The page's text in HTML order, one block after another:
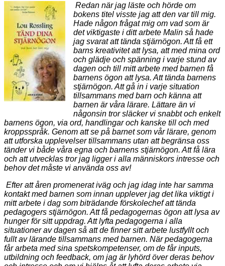
Redan när jag läste och hörde om
bokens titel visste jag att den var till mig.
Hade någon frågat mig om vad som är
det viktigaste i ditt arbete Malin så hade
jag svarat att tända stjärnögon. Att få ett
barns kreativitet att lysa, att med mina ord
och glädje och spänning i varje stund av
dagen och till mitt arbete med barnen få
barnens ögon att lysa. Att tända barnens
stjärnögon. Att gå in i varje situation
tillsammans med barn och känna att
barnen är våra lärare. Lättare än vi
någonsin tror släcker vi snabbt och enkelt
barnens ögon, via ord, handlingar och kanske till och med
kroppsspråk. Genom att se på barnet som vår lärare, genom
att utforska upplevelser tillsammans utan att begränsa oss
tänder vi både våra egna och barnens stjärnögon. Att få lära
och att utvecklas tror jag ligger i alla människors intresse och
behov det måste vi använda oss av!
Efter att åren promenerat iväg och jag idag inte har samma
kontakt med barnen som innan upplever jag det lika viktigt i
mitt arbete i dag som biträdande förskolechef att tända
pedagogers stjärnögon. Att få pedagogernas ögon att lysa av
hunger för sitt uppdrag. Att lyfta pedagogerna i alla
situationer av dagen så att de finner sitt arbete lustfyllt och
fullt av lärande tillsammans med barnen. När pedagogerna
får arbeta med sina spetskompetenser, om de får inputs,
utbildning och feedback, om jag är lyhörd över deras behov